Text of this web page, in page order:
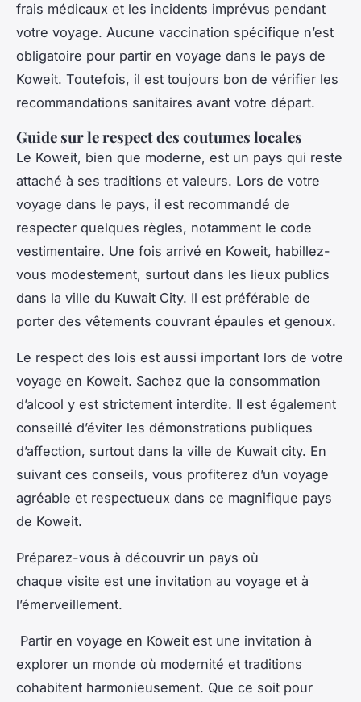
frais médicaux et les incidents imprévus pendant
votre voyage. Aucune vaccination spécifique n’est
obligatoire pour partir en voyage dans le pays de
Koweit. Toutefois, il est toujours bon de vérifier les
recommandations sanitaires avant votre départ.
Guide sur le respect des coutumes locales
Le Koweit, bien que moderne, est un pays qui reste
attaché à ses traditions et valeurs. Lors de votre
voyage dans le pays, il est recommandé de
respecter quelques règles, notamment le code
vestimentaire. Une fois arrivé en Koweit, habillez-
vous modestement, surtout dans les lieux publics
dans la ville du Kuwait City. Il est préférable de
porter des vêtements couvrant épaules et genoux.
Le respect des lois est aussi important lors de votre
voyage en Koweit. Sachez que la consommation
d’alcool y est strictement interdite. Il est également
conseillé d’éviter les démonstrations publiques
d’affection, surtout dans la ville de Kuwait city. En
suivant ces conseils, vous profiterez d’un voyage
agréable et respectueux dans ce magnifique pays
de Koweit.
Préparez-vous à découvrir un pays où
chaque visite est une invitation au voyage et à
l’émerveillement.
Partir en voyage en Koweit est une invitation à
explorer un monde où modernité et traditions
cohabitent harmonieusement. Que ce soit pour